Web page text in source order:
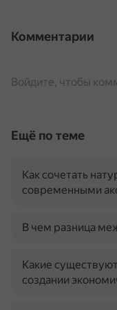
Комментарии
Войдите, чтобы
Ещё по теме
Как сочетать
современными
В чем разница
Какие
создании